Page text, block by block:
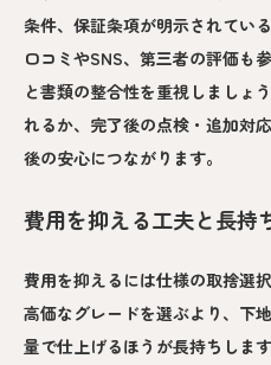
条件、保証条項が明示されてい
口コミやSNS、第三者の評価も
と書類の整合性を重視しましょ
れるか、完了後の点検・追加対
後の安心につながります。
費用を抑える工夫と長持
費用を抑えるには仕様の取捨選
高価なグレードを選ぶより、下
量で仕上げるほうが長持ちしま